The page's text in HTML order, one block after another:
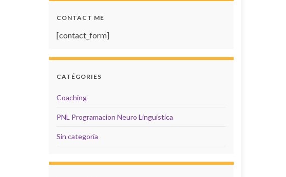
CONTACT ME
[contact_form]
CATÉGORIES
Coaching
PNL Programacion Neuro Linguistica
Sin categoría